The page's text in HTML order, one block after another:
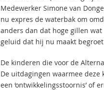
Medewerker Simone van
nu expres de waterbak om
anders dan dat hoge gillen
geluid dat hij nu maakt
De kinderen die voor de
De uitdagingen waarmee
een ‘ontwikkelingsstoornis’ of